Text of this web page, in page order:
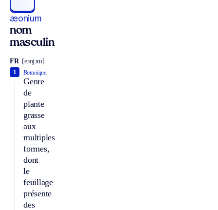
æonium
nom
masculin
FR [eɔnjɔm]
Botanique.
Genre
de
plante
grasse
aux
multiples
formes,
dont
le
feuillage
présente
des
1